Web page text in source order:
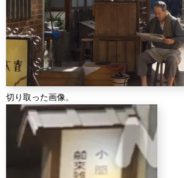
切り取った画像。